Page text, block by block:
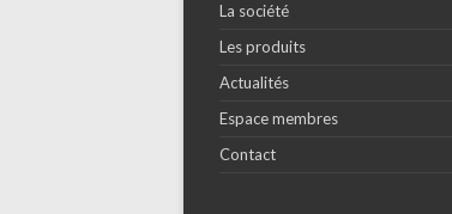
La société
Les produits
Actualités
Espace membres
Contact